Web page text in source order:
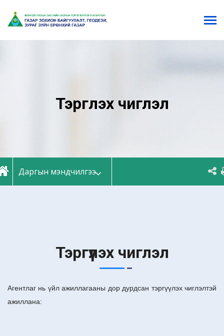
Тэргүүлэх чиглэл
Даргын мэндчилгээ
Тэргүүлэх чиглэл
Агентлаг нь үйл ажиллагааны дор дурдсан тэргүүлэх чиглэлтэй
ажиллана: